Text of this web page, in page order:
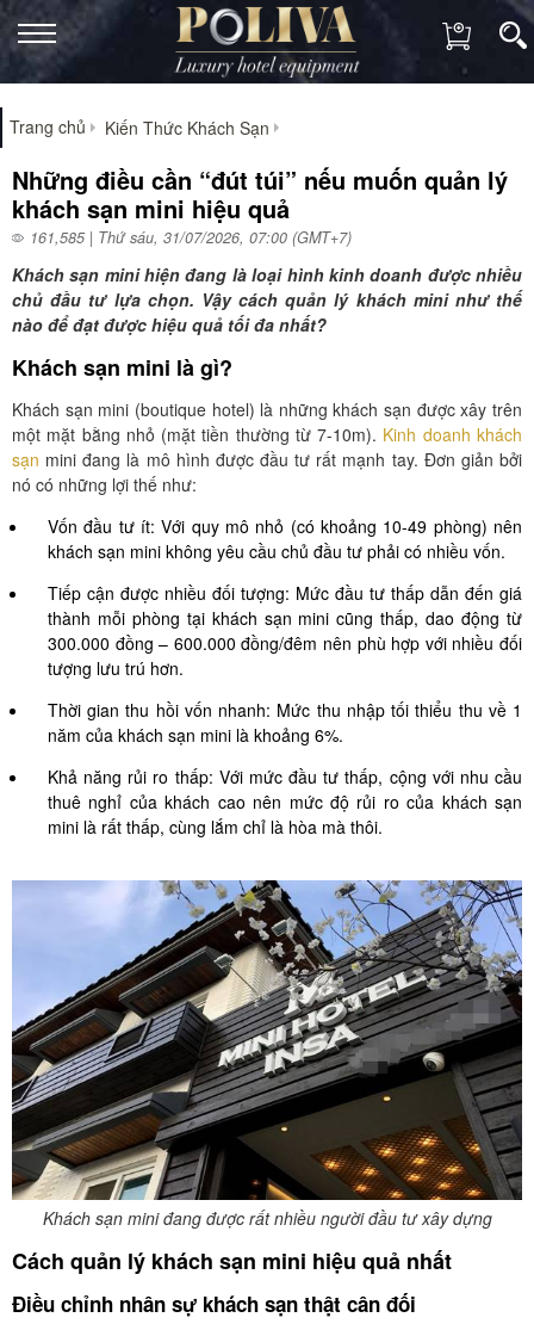
Trang chủ Kiến Thức Khách Sạn
Những điều cần “đút túi” nếu muốn quản lý
khách sạn mini hiệu quả
161,585 | Thứ sáu, 31/07/2026, 07:00 (GMT+7)
Khách sạn mini hiện đang là loại hình kinh doanh được nhiều
chủ đầu tư lựa chọn. Vậy cách quản lý khách mini như thế
nào để đạt được hiệu quả tối đa nhất?
Khách sạn mini là gì?
Khách sạn mini (boutique hotel) là những khách sạn được xây trên
một mặt bằng nhỏ (mặt tiền thường từ 7-10m). Kinh doanh khách
sạn mini đang là mô hình được đầu tư rất mạnh tay. Đơn giản bởi
nó có những lợi thế như:
Vốn đầu tư ít: Với quy mô nhỏ (có khoảng 10-49 phòng) nên
khách sạn mini không yêu cầu chủ đầu tư phải có nhiều vốn.
Tiếp cận được nhiều đối tượng: Mức đầu tư thấp dẫn đến giá
thành mỗi phòng tại khách sạn mini cũng thấp, dao động từ
300.000 đồng – 600.000 đồng/đêm nên phù hợp với nhiều đối
tượng lưu trú hơn.
Thời gian thu hồi vốn nhanh: Mức thu nhập tối thiểu thu về 1
năm của khách sạn mini là khoảng 6%.
Khả năng rủi ro thấp: Với mức đầu tư thấp, cộng với nhu cầu
thuê nghỉ của khách cao nên mức độ rủi ro của khách sạn
mini là rất thấp, cùng lắm chỉ là hòa mà thôi.
Khách sạn mini đang được rất nhiều người đầu tư xây dựng
Cách quản lý khách sạn mini hiệu quả nhất
Điều chỉnh nhân sự khách sạn thật cân đối